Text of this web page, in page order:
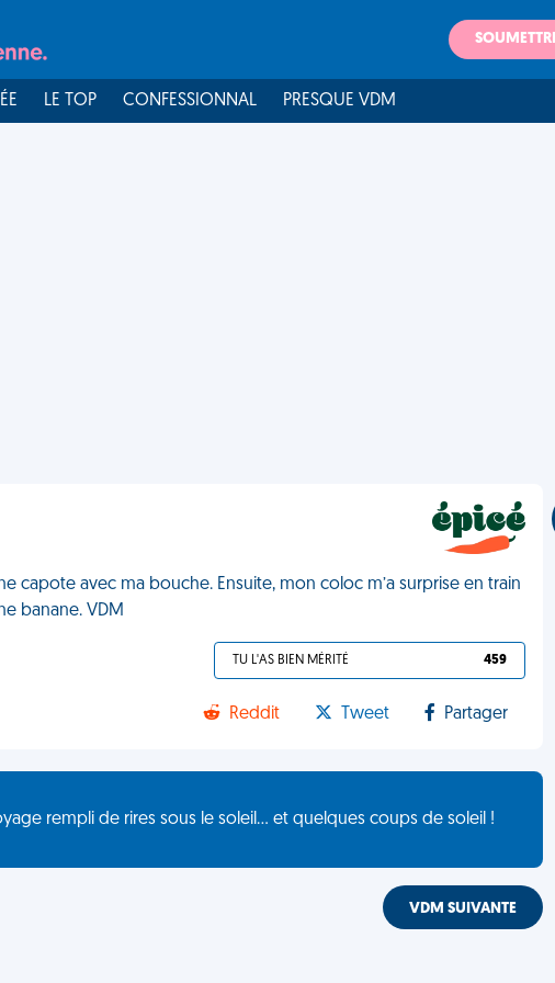
LE TOP CONFESSIONNAL PRESQUE VDM
capote avec ma bouche. Ensuite, mon coloc m’a surprise en train
banane. VDM
TU L'AS BIEN MÉRITÉ 459
Reddit Tweet Partager
rempli de rires sous le soleil... et quelques coups de soleil !
VDM SUIVANTE